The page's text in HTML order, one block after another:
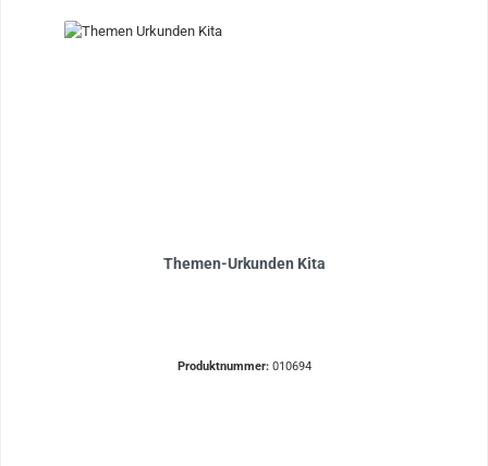
Themen-Urkunden Kita
Produktnummer: 010694